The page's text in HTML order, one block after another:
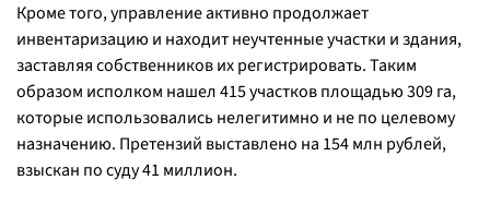
Кроме того, управление активно продолжает
инвентаризацию и находит неучтенные участки и здания,
заставляя собственников их регистрировать. Таким
образом исполком нашел 415 участков площадью 309 га,
которые использовались нелегитимно и не по целевому
назначению. Претензий выставлено на 154 млн рублей,
взыскан по суду 41 миллион.